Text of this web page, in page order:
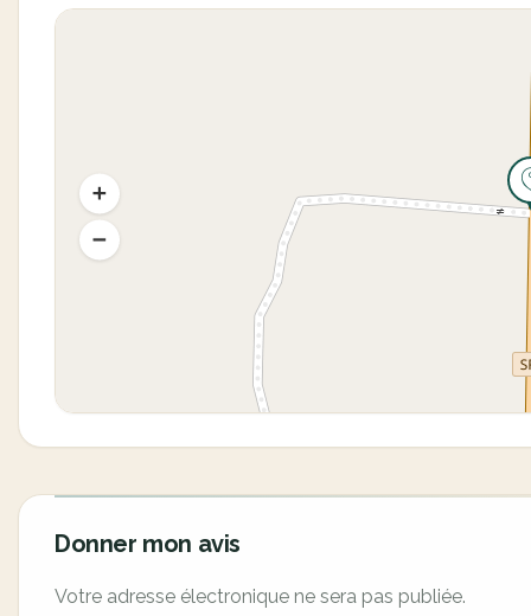
Donner mon avis
Votre adresse électronique ne sera pas publiée.